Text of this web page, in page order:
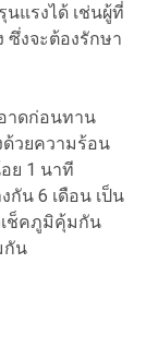
นแรงได้ เช่นผู้ที่
งจะต้องรักษา
าดก่อนทาน
ด้วยความร้อน
ย 1 นาที
น 6 เดือน เป็น
เช็คภูมิคุ้มกัน
กัน